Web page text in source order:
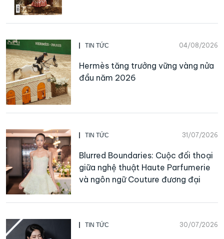
TIN TỨC 04/08/2026
Hermès tăng trưởng vững vàng nửa
đầu năm 2026
TIN TỨC 31/07/2026
Blurred Boundaries: Cuộc đối thoại
giữa nghệ thuật Haute Parfumerie
và ngôn ngữ Couture đương đại
TIN TỨC 30/07/2026